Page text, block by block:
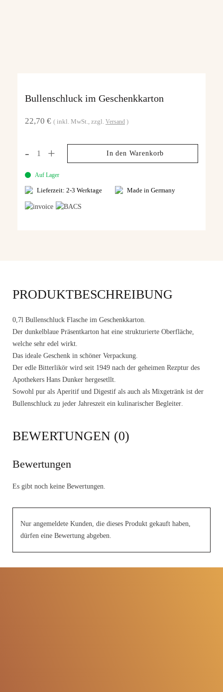
Bullenschluck im Geschenkkarton
22,70 € inkl. MwSt. zzgl. Versand
In den Warenkorb
Auf Lager
Lieferzeit: 2-3 Werktage Made in Germany
PRODUKTBESCHREIBUNG
0,7l Bullenschluck Flasche im Geschenkkarton
Der dunkelblaue Präsentkarton hat eine strukturierte Oberfläche,
welche sehr edel wirkt.
Das ideale Geschenk in schöner Verpackung.
Der edle Bitterlikör wird seit 1949 nach der geheimen Rezptur des
Apothekers Hans Dunker hergesetllt.
Sowohl pur als Aperitif und Digestif als auch als Mixgetränk ist der
Bullenschluck zu jeder Jahreszeit ein kulinarischer Begleiter
BEWERTUNGEN (0)
Bewertungen
Es gibt noch keine Bewertungen.
Nur angemeldete Kunden, die dieses Produkt gekauft haben,
dürfen eine Bewertung abgeben.